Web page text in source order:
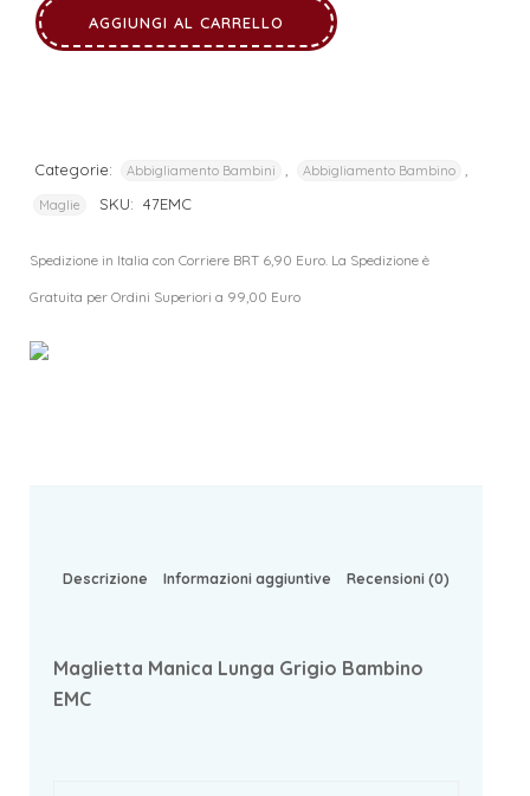
AGGIUNGI AL CARRELLO
Categorie: Abbigliamento Bambini Abbigliamento Bambino
Maglie SKU: 47EMC
Spedizione in Italia con Corriere BRT 6,90 Euro. La Spedizione è
Gratuita per Ordini Superiori a 99,00 Euro
Descrizione Informazioni aggiuntive Recensioni (0)
Maglietta Manica Lunga Grigio Bambino
EMC